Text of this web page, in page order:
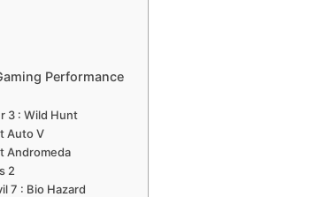
Performance
3 : Wild Hunt
Auto V
Andromeda
2
7 : Bio Hazard